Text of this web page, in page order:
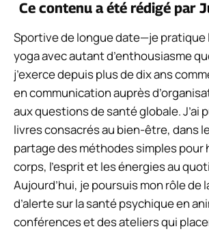
Ce contenu a été rédigé par
Sportive de longue date—je pratique
yoga avec autant d’enthousiasme
j’exerce depuis plus de dix ans
en communication auprès
aux questions de santé globale. J’ai
livres consacrés au bien-être, dans
partage des méthodes simples pour
corps, l’esprit et les énergies au
Aujourd’hui, je poursuis mon rôle de
d’alerte sur la santé psychique en
conférences et des ateliers qui